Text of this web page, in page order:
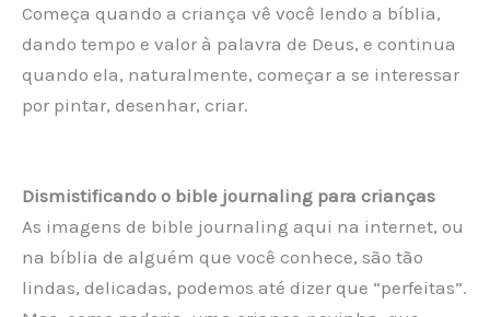
Começa quando a criança vê você lendo a bíblia,
dando tempo e valor à palavra de Deus, e continua
quando ela, naturalmente, começar a se interessar
por pintar, desenhar, criar.
Dismistificando o bible journaling para crianças
As imagens de bible journaling aqui na internet, ou
na bíblia de alguém que você conhece, são tão
lindas, delicadas, podemos até dizer que “perfeitas”.